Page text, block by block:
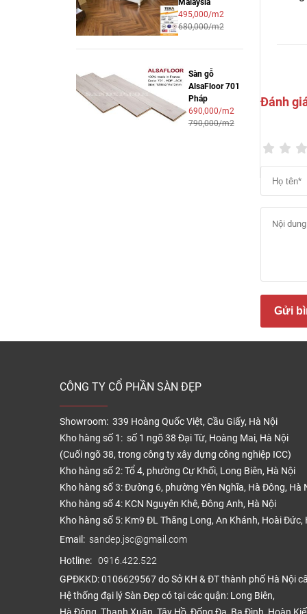
495,000/m2
680,000/m2
Sàn gỗ
AlsaFloor 701
Pháp
690,000/m2
790,000/m2
chất
– Lớp
– Lớp
Tại
Sàn
sinh,
Đánh
Gửi
CÔNG TY CỔ PHẦN SÀN ĐẸP
Showroom: 339 Hoàng Quốc Việt, Cầu Giấy, Hà Nội
Kho hàng số 1: số 1 ngõ 38 Đại Từ, Hoàng Mai, Hà Nội
(Cuối ngõ 38, trong công ty xây dựng công nghiệp ICC)
Kho hàng số 2: Tổ 4, phường Cự Khối, Long Biên, Hà Nội
Kho hàng số 3: Đường 6, phường Yên Nghĩa, Hà Đông, Hà
Kho hàng số 4: KCN Nguyên Khê, Đông Anh, Hà Nội
Kho hàng số 5: Km9 ĐL Thăng Long, An Khánh, Hoài Đức,
Email: sandep.jsc@gmail.com
Hotline: 0916.422.522
GPĐKKD: 0106629567 do Sở KH & ĐT thành phố Hà Nội
Hệ thống đại lý Sàn Đẹp có tại các quận: Long Biên,